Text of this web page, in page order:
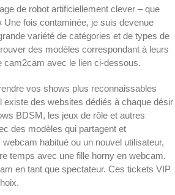
de robot artificiellement clever – que
fois contaminée, je suis devenue
variété de catégories et de types de
des modèles correspondant à leurs
cam2cam avec le lien ci-dessous.
vos shows plus reconnaissables
des websites dédiés à chaque désir
BDSM, les jeux de rôle et autres
des modèles qui partagent et
habitué ou un nouvel utilisateur,
temps avec une fille horny en webcam.
en tant que spectateur. Ces tickets VIP